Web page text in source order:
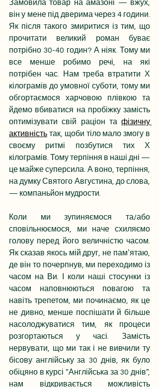
Замовила товар на амазоні — вжух,
він у мене під дверима через 4 години.
Як після такого змиритися із тим, що
прочитати великий роман буває
потрібно 30-40 годин? А ніяк. Тому ми
все менше робимо речі, на які
потрібен час. Нам треба втратити Х
кілограмів до умовної суботи, тому ми
обгортаємося харчовою плівкою та
йдемо вбиватися на пробіжку замість
оптимізувати свій раціон та фізичну
активність так, щоби тіло мало змогу в
своєму ритмі позбутися тих Х
кілограмів. Тому терпіння в наші дні —
це майже суперсила. А воно, терпіння,
на думку Святого Августина, до слова,
— компаньйон мудрости.
Коли ми зупиняємося та/або
сповільнюємося, ми наче схиляємо
голову перед його величністю часом.
Як сказав якось мій друг, не памʼятаю,
де він то почерпнув, ми переходимо із
часом на Ви. І коли наші стосунки із
часом наповнюються повагою та
навіть трепетом, ми починаємо, як це
не дивно, менше поспішати й більше
насолоджуватися тим, як процеси
розгортаються у часі. Замість
нервувати, що ми так і не вивчили ту
бісову англійську за 30 днів, як було
обіцяно в курсі “Англійська за 30 днів”,